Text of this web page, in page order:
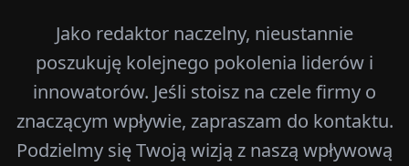
Jako redaktor naczelny, nieustannie
poszukuję kolejnego pokolenia liderów i
innowatorów. Jeśli stoisz na czele firmy o
znaczącym wpływie, zapraszam do kontaktu.
Podzielmy się Twoją wizją z naszą wpływową